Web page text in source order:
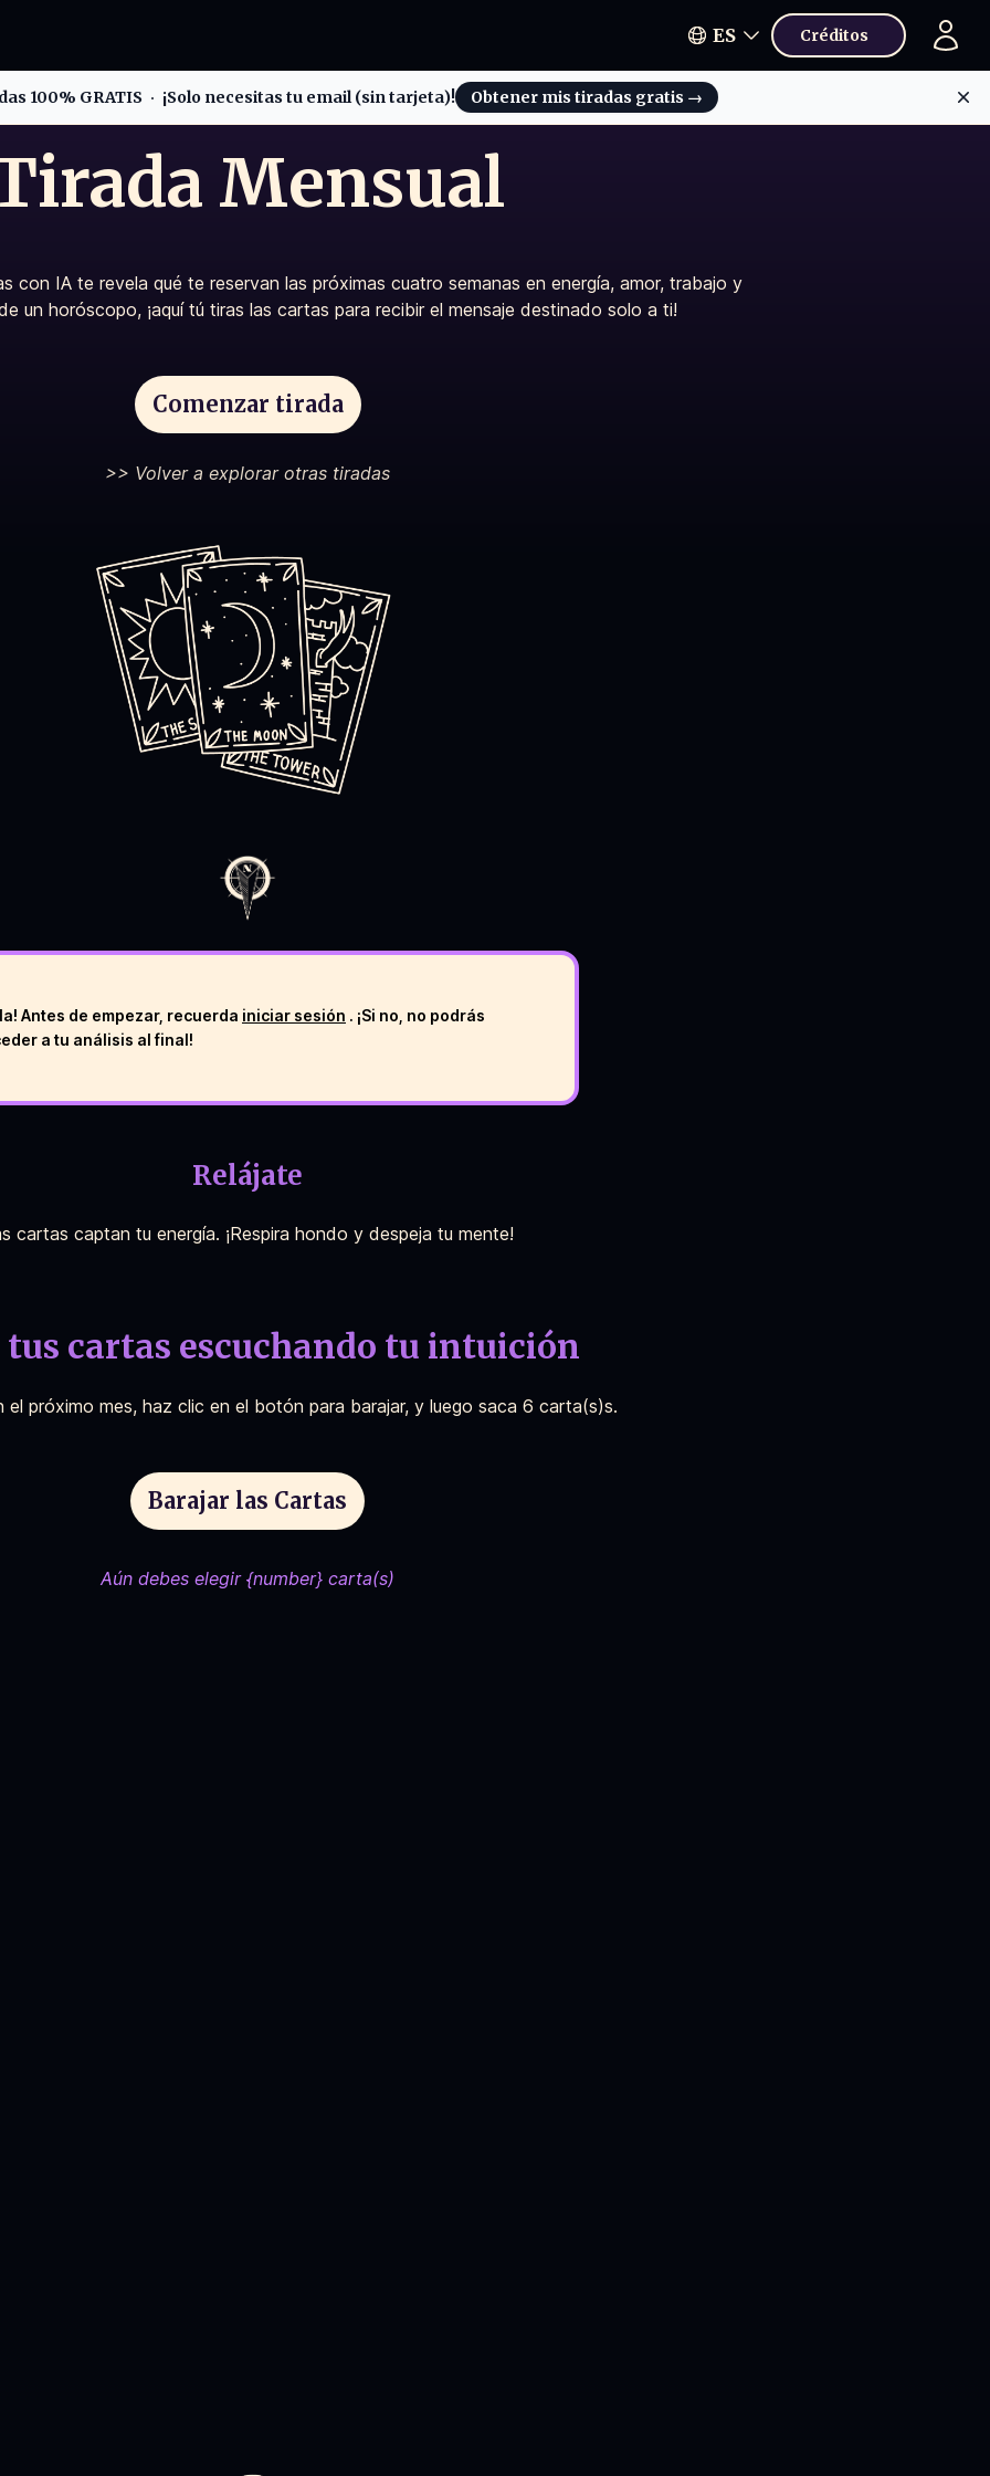
ES Créditos
100% GRATIS ¡Solo necesitas tu email (sin tarjeta)! Obtener mis tiradas gratis →
Mensual
con IA te revela qué te reservan las próximas cuatro semanas en energía, amor, trabajo y
un horóscopo, ¡aquí tú tiras las cartas para recibir el mensaje destinado solo a ti!
Comenzar tirada
>> Volver a explorar otras tiradas
Antes de empezar, recuerda iniciar sesión . ¡Si no, no podrás
a tu análisis al final!
Relájate
cartas captan tu energía. ¡Respira hondo y despeja tu mente!
tus cartas escuchando tu intuición
el próximo mes, haz clic en el botón para barajar, y luego saca 6 carta(s)s.
Barajar las Cartas
Aún debes elegir {number} carta(s)